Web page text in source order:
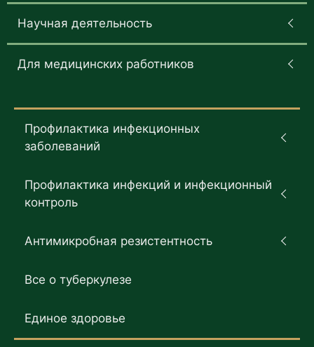
Научная деятельность
Для медицинских работников
Профилактика инфекционных
заболеваний
Профилактика инфекций и инфекционный
контроль
Антимикробная резистентность
Все о туберкулезе
Единое здоровье